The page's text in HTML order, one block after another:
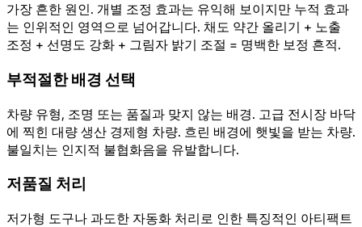
가장 흔한 원인. 개별 조정 효과는 유익해 보이지만 누적 효과
는 인위적인 영역으로 넘어갑니다. 채도 약간 올리기 + 노출
조정 + 선명도 강화 + 그림자 밝기 조절 = 명백한 보정 흔적.
부적절한 배경 선택
차량 유형, 조명 또는 품질과 맞지 않는 배경. 고급 전시장 바닥
에 찍힌 대량 생산 경제형 차량. 흐린 배경에 햇빛을 받는 차량.
불일치는 인지적 불협화음을 유발합니다.
저품질 처리
저가형 도구나 과도한 자동화 처리로 인한 특징적인 아티팩트